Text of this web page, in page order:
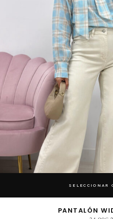
SELECCIONAR
PANTALÓN